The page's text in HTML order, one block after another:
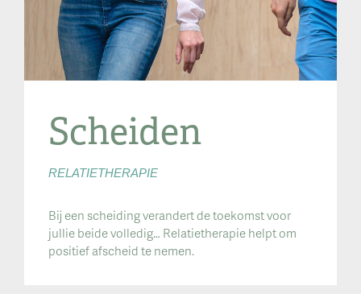
Scheiden
RELATIETHERAPIE
Bij een scheiding verandert de toekomst voor
jullie beide volledig… Relatietherapie helpt om
positief afscheid te nemen.